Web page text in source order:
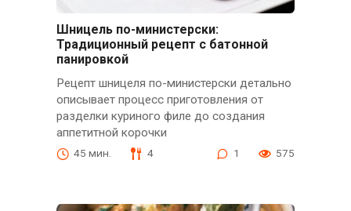
Шницель по-министерски:
Традиционный рецепт с батонной
панировкой
Рецепт шницеля по-министерски детально
описывает процесс приготовления от
разделки куриного филе до создания
аппетитной корочки
45 мин. 4 1 575